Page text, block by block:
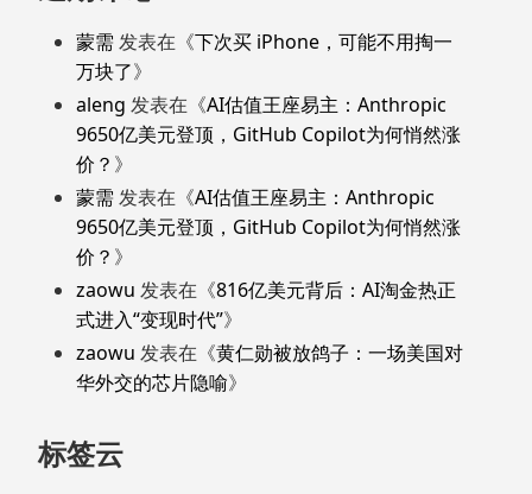
蒙需 发表在《下次买 iPhone，可能不用掏一
万块了》
aleng 发表在《AI估值王座易主：Anthropic
9650亿美元登顶，GitHub Copilot为何悄然涨
价？ 》
蒙需 发表在《AI估值王座易主：Anthropic
9650亿美元登顶，GitHub Copilot为何悄然涨
价？ 》
zaowu 发表在《816亿美元背后：AI淘金热正
式进入“变现时代”》
zaowu 发表在《黄仁勋被放鸽子：一场美国对
华外交的芯片隐喻》
标签云